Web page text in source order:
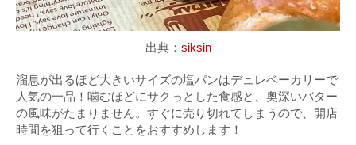
出典： siksin
溜息が出るほど大きいサイズの塩パンはデュレベーカリーで
人気の一品！噛むほどにサクっとした食感と、奥深いバター
の風味がたまりません。すぐに売り切れてしまうので、開店
時間を狙って行くことをおすすめします！